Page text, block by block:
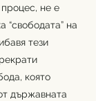
процес, не е
“свободата” на
тези
която
държавната